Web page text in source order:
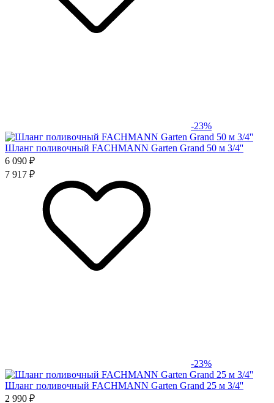
-23%
Шланг поливочный FACHMANN Garten Grand 50 м 3/4''
6 090 ₽
7 917 ₽
-23%
Шланг поливочный FACHMANN Garten Grand 25 м 3/4''
2 990 ₽